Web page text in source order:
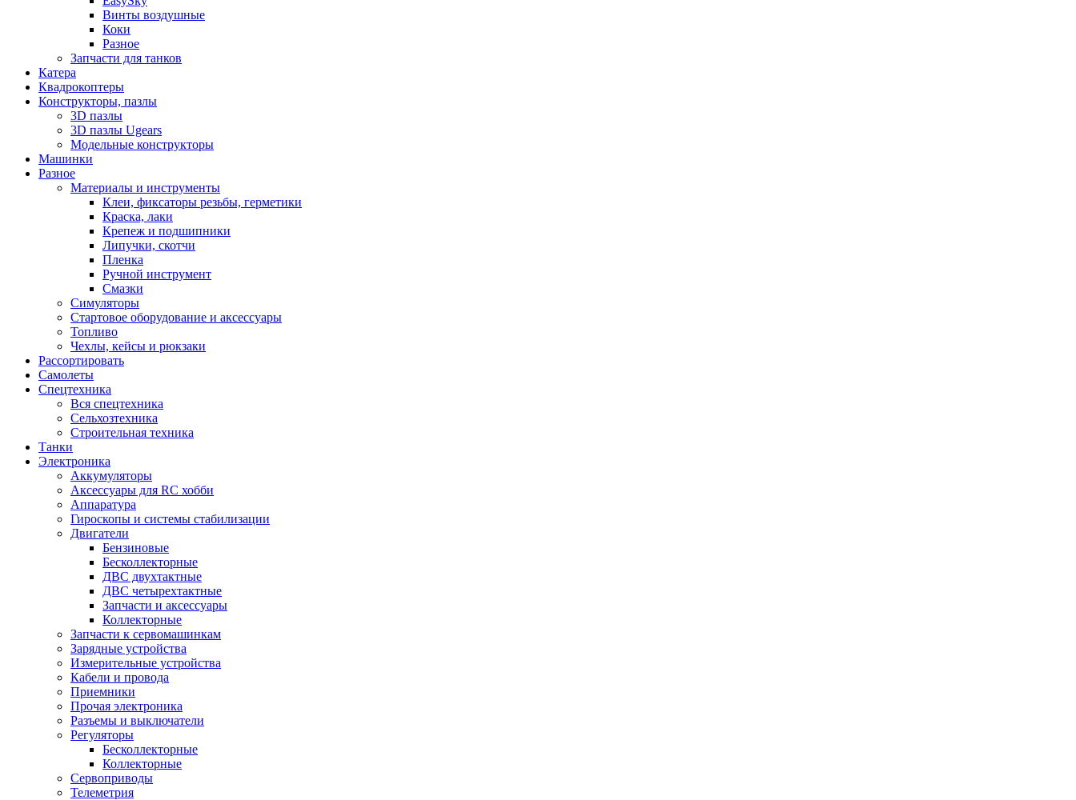
Винты воздушные
Коки
Разное
Запчасти для танков
Катера
Квадрокоптеры
Конструкторы, пазлы
3D пазлы
3D пазлы Ugears
Модельные конструкторы
Машинки
Разное
Материалы и инструменты
Клеи, фиксаторы резьбы, герметики
Краска, лаки
Крепеж и подшипники
Липучки, скотчи
Пленка
Ручной инструмент
Смазки
Симуляторы
Стартовое оборудование и аксессуары
Топливо
Чехлы, кейсы и рюкзаки
Рассортировать
Самолеты
Спецтехника
Вся спецтехника
Сельхозтехника
Строительная техника
Танки
Электроника
Аккумуляторы
Аксессуары для RC хобби
Аппаратура
Гироскопы и системы стабилизации
Двигатели
Бензиновые
Бесколлекторные
ДВС двухтактные
ДВС четырехтактные
Запчасти и аксессуары
Коллекторные
Запчасти к сервомашинкам
Зарядные устройства
Измерительные устройства
Кабели и провода
Приемники
Прочая электроника
Разъемы и выключатели
Регуляторы
Бесколлекторные
Коллекторные
Сервоприводы
Телеметрия